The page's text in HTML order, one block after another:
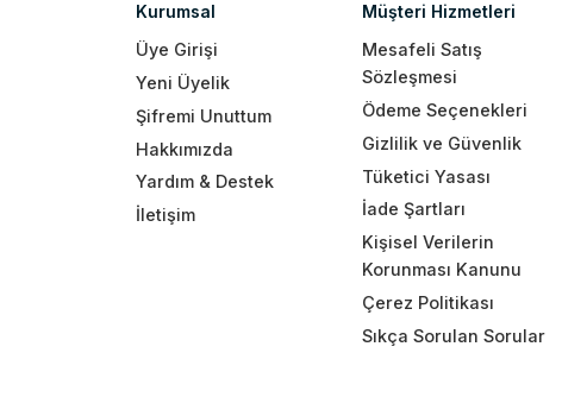
Kurumsal
Üye Girişi
Yeni Üyelik
Şifremi Unuttum
Hakkımızda
Yardım & Destek
İletişim
Müşteri Hizmetleri
Mesafeli Satış
Sözleşmesi
Ödeme Seçenekleri
Gizlilik ve Güvenlik
Tüketici Yasası
İade Şartları
Kişisel Verilerin
Korunması Kanunu
Çerez Politikası
Sıkça Sorulan Sorular